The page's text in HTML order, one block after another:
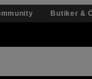
Butiker &